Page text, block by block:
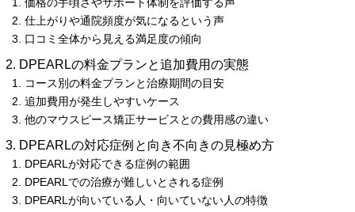
価格の手頃さやサポート体制を評価する声
仕上がりや通院頻度が気になるという声
口コミ全体から見える満足度の傾向
DPEARLの料金プランと追加費用の実態
コース別の料金プランと治療期間の目安
追加費用が発生しやすいケース
他のマウスピース矯正サービスとの費用感の違い
DPEARLの対応症例と向き不向きの見極め方
DPEARLが対応できる症例の範囲
DPEARLでの治療が難しいとされる症例
DPEARLが向いている人・向いていない人の特徴